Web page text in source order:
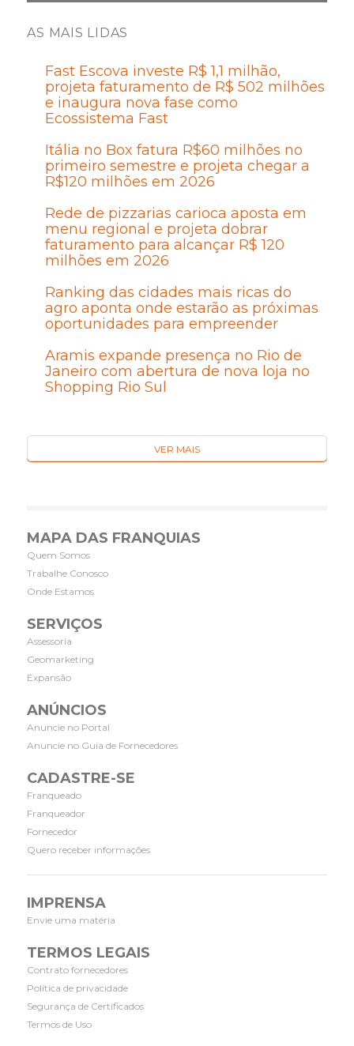
AS MAIS LIDAS
Fast Escova investe R$ 1,1 milhão,
projeta faturamento de R$ 502 milhões
e inaugura nova fase como
Ecossistema Fast
Itália no Box fatura R$60 milhões no
primeiro semestre e projeta chegar a
R$120 milhões em 2026
Rede de pizzarias carioca aposta em
menu regional e projeta dobrar
faturamento para alcançar R$ 120
milhões em 2026
Ranking das cidades mais ricas do
agro aponta onde estarão as próximas
oportunidades para empreender
Aramis expande presença no Rio de
Janeiro com abertura de nova loja no
Shopping Rio Sul
VER MAIS
MAPA DAS FRANQUIAS
Quem Somos
Trabalhe Conosco
Onde Estamos
SERVIÇOS
Assessoria
Geomarketing
Expansão
ANÚNCIOS
Anuncie no Portal
Anuncie no Guia de Fornecedores
CADASTRE-SE
Franqueado
Franqueador
Fornecedor
Quero receber informações
IMPRENSA
Envie uma matéria
TERMOS LEGAIS
Contrato fornecedores
Política de privacidade
Segurança de Certificados
Termos de Uso